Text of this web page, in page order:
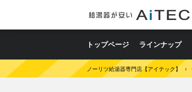
トップページ ラインナップ
ノーリツ給湯器専門店【アイテック】 ›